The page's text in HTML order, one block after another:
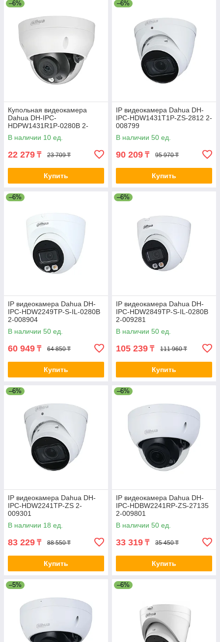
–6%
Купольная видеокамера
Dahua DH-IPC-
HDPW1431R1P-0280B 2-
008040
В наличии 10 ед.
22 279 ₸ 23 709 ₸
Купить
–6%
IP видеокамера Dahua DH-
IPC-HDW1431T1P-ZS-2812 2-
008799
В наличии 50 ед.
90 209 ₸ 95 970 ₸
Купить
–6%
IP видеокамера Dahua DH-
IPC-HDW2249TP-S-IL-0280B
2-008904
В наличии 50 ед.
60 949 ₸ 64 850 ₸
Купить
–6%
IP видеокамера Dahua DH-
IPC-HDW2849TP-S-IL-0280B
2-009281
В наличии 50 ед.
105 239 ₸ 111 960 ₸
Купить
–6%
IP видеокамера Dahua DH-
IPC-HDW2241TP-ZS 2-
009301
В наличии 18 ед.
83 229 ₸ 88 550 ₸
Купить
–6%
IP видеокамера Dahua DH-
IPC-HDBW2241RP-ZS-27135
2-009801
В наличии 50 ед.
33 319 ₸ 35 450 ₸
Купить
–5% –6%